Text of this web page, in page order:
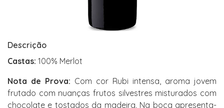
Descrição
Castas: 100% Merlot
Nota de Prova: Com cor Rubi intensa, aroma jovem
frutado com nuanças frutos silvestres misturados com
chocolate e tostados da madeira. Na boca apresenta-